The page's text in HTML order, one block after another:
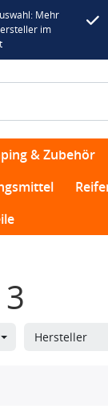
Mehr
im
& Zubehör
Hersteller